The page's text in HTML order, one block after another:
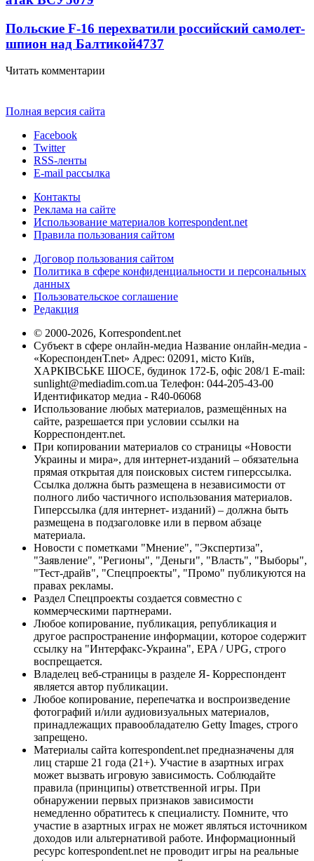
Польские F-16 перехватили российский самолет-
шпион над Балтикой4737
Читать комментарии
Полная версия сайта
Facebook
Twitter
RSS-ленты
E-mail рассылка
Контакты
Реклама на сайте
Использование материалов korrespondent.net
Правила пользования сайтом
Договор пользования сайтом
Политика в сфере конфиденциальности и персональных
данных
Пользовательское соглашение
Редакция
© 2000-2026, Korrespondent.net
Субъект в сфере онлайн-медиа Название онлайн-медиа -
«КореспонденТ.net» Адрес: 02091, місто Київ,
ХАРКІВСЬКЕ ШОСЕ, будинок 172-Б, офіс 208/1 E-mail:
sunlight@mediadim.com.ua Телефон: 044-205-43-00
Идентификатор медиа - R40-06068
Использование любых материалов, размещённых на
сайте, разрешается при условии ссылки на
Корреспондент.net.
При копировании материалов со страницы «Новости
Украины и мира», для интернет-изданий – обязательна
прямая открытая для поисковых систем гиперссылка.
Ссылка должна быть размещена в независимости от
полного либо частичного использования материалов.
Гиперссылка (для интернет- изданий) – должна быть
размещена в подзаголовке или в первом абзаце
материала.
Новости с пометками "Мнение", "Экспертиза",
"Заявление", "Регионы", "Деньги", "Власть", "Выборы",
"Тест-драйв", "Спецпроекты", "Промо" публикуются на
правах рекламы.
Раздел Спецпроекты создается совместно с
коммерческими партнерами.
Любое копирование, публикация, републикация и
другое распространение информации, которое содержит
ссылку на "Интерфакс-Украина", EPA / UPG, строго
воспрещается.
Владелец веб-страницы в разделе Я- Корреспондент
является автор публикации.
Любое копирование, перепечатка и воспроизведение
фотографий и/или аудиовизуальных материалов,
принадлежащих правообладателю Getty Images, строго
запрещено.
Материалы сайта korrespondent.net предназначены для
лиц старше 21 года (21+). Участие в азартных играх
может вызвать игровую зависимость. Соблюдайте
правила (принципы) ответственной игры. При
обнаружении первых признаков зависимости
немедленно обратитесь к специалисту. Помните, что
участие в азартных играх не может являться источником
доходов или альтернативой работе. Информационный
ресурс korrespondent.net не проводит игры на реальные